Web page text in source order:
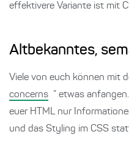
effektivere Variante ist mit
Altbekanntes,
Viele von euch können mit
concerns “ etwas
euer HTML nur
und das Styling im CSS